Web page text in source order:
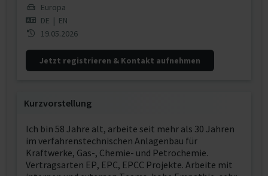
Europa
DE | EN
19.05.2026
Jetzt registrieren & Kontakt aufnehmen
Kurzvorstellung
Ich bin 58 Jahre alt, arbeite seit mehr als 30 Jahren
im verfahrenstechnischen Anlagenbau für
Kraftwerke, Gas-, Chemie- und Petrochemie.
Vertragsarten EP, EPC, EPCC Projekte. Arbeite mit